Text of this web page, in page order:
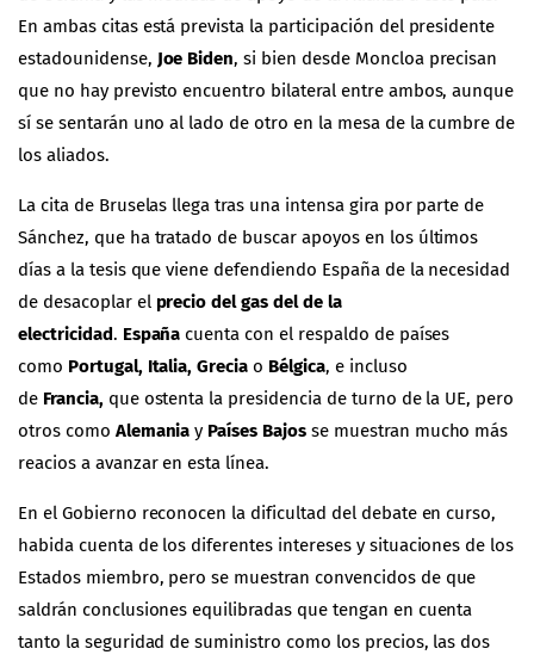
En ambas citas está prevista la participación del presidente
estadounidense, Joe Biden, si bien desde Moncloa precisan
que no hay previsto encuentro bilateral entre ambos, aunque
sí se sentarán uno al lado de otro en la mesa de la cumbre de
los aliados.
La cita de Bruselas llega tras una intensa gira por parte de
Sánchez, que ha tratado de buscar apoyos en los últimos
días a la tesis que viene defendiendo España de la necesidad
de desacoplar el precio del gas del de la
electricidad. España cuenta con el respaldo de países
como Portugal, Italia, Greciao Bélgica, e incluso
de Francia,que ostenta la presidencia de turno de la UE, pero
otros como Alemaniay Países Bajos se muestran mucho más
reacios a avanzar en esta línea.
En el Gobierno reconocen la dificultad del debate en curso,
habida cuenta de los diferentes intereses y situaciones de los
Estados miembro, pero se muestran convencidos de que
saldrán conclusiones equilibradas que tengan en cuenta
tanto la seguridad de suministro como los precios, las dos